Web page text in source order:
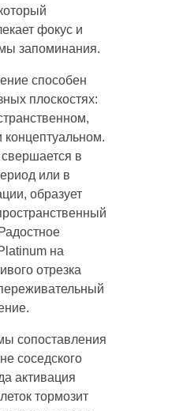
фокус и
запоминания.
способен
плоскостях:
концептуальном.
в
или в
образует
на
отрезка
сопоставления
соседского
активация
тормозит